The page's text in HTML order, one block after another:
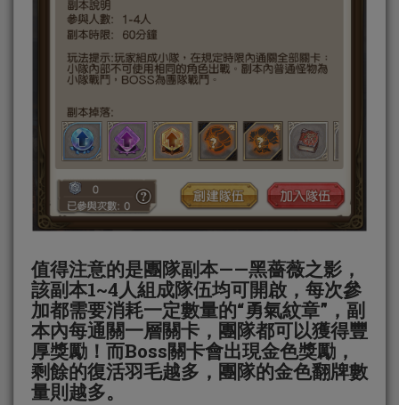
值得注意的是團隊副本——黑薔薇之影，
該副本1~4人組成隊伍均可開啟，每次參
加都需要消耗一定數量的“勇氣紋章”，副
本內每通關一層關卡，團隊都可以獲得豐
厚獎勵！而Boss關卡會出現金色獎勵，
剩餘的復活羽毛越多，團隊的金色翻牌數
量則越多。